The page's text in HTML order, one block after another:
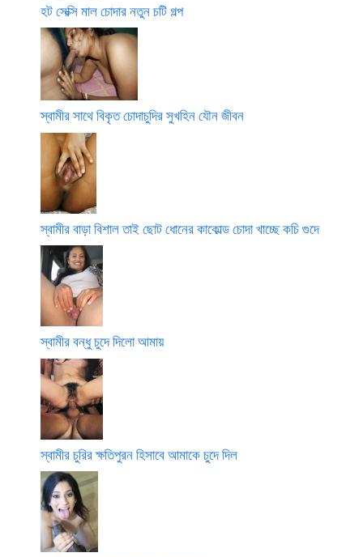
হট সেক্সি মাল চোদার নতুন চটি গল্প
স্বামীর সাথে বিকৃত চোদাচুদির সুখহিন যৌন জীবন
স্বামীর বাড়া বিশাল তাই ছোট ধোনের কাকোল্ড চোদা খাচ্ছে কচি গুদে
স্বামীর বন্ধু চুদে দিলো আমায়
স্বামীর চুরির ক্ষতিপুরন হিসাবে আমাকে চুদে দিল